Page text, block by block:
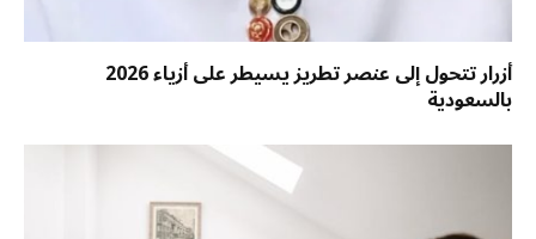
أزرار تتحول إلى عنصر تطريز يسيطر على أزياء 2026
بالسعودية